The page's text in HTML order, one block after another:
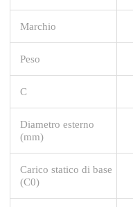
Marchio
Peso
C
Diametro esterno
(mm)
Carico statico di base
(C0)